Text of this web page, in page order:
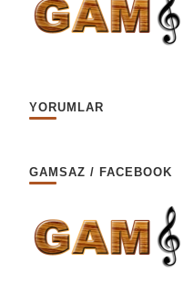
YORUMLAR
GAMSAZ / FACEBOOK